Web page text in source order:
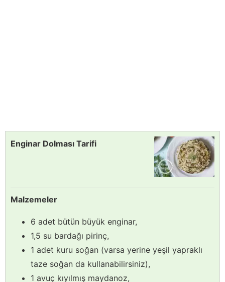
Enginar Dolması Tarifi
Malzemeler
6 adet bütün büyük enginar,
1,5 su bardağı pirinç,
1 adet kuru soğan (varsa yerine yeşil yapraklı
taze soğan da kullanabilirsiniz),
1 avuç kıyılmış maydanoz,